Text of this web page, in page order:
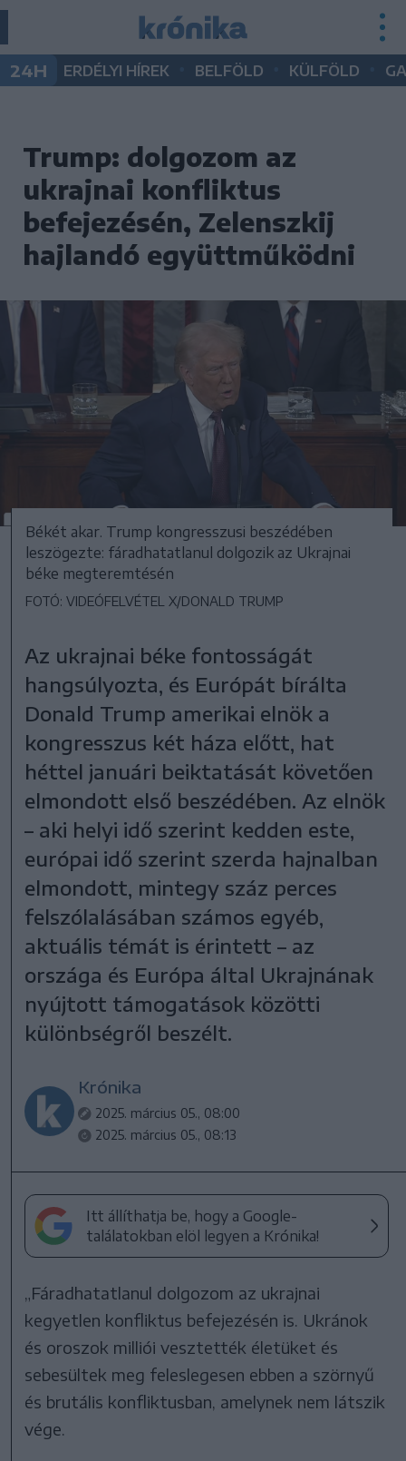
24H ERDÉLYI HÍREK BELFÖLD KÜLFÖLD
Trump: dolgozom az
ukrajnai konfliktus
befejezésén, Zelenszkij
hajlandó együttműködni
Békét akar. Trump kongresszusi beszédében
leszögezte: fáradhatatlanul dolgozik az Ukrajnai
béke megteremtésén
FOTÓ: VIDEÓFELVÉTEL X/DONALD TRUMP
Az ukrajnai béke fontosságát
hangsúlyozta, és Európát bírálta
Donald Trump amerikai elnök a
kongresszus két háza előtt, hat
héttel januári beiktatását követően
elmondott első beszédében. Az elnök
– aki helyi idő szerint kedden este,
európai idő szerint szerda hajnalban
elmondott, mintegy száz perces
felszólalásában számos egyéb,
aktuális témát is érintett – az
országa és Európa által Ukrajnának
nyújtott támogatások közötti
különbségről beszélt.
Krónika
2025. március 05., 08:00
2025. március 05., 08:13
Itt állíthatja be, hogy a Google-
találatokban elöl legyen a Krónika!
„Fáradhatatlanul dolgozom az ukrajnai
kegyetlen konfliktus befejezésén is. Ukránok
és oroszok milliói vesztették életüket és
sebesültek meg feleslegesen ebben a szörnyű
és brutális konfliktusban, amelynek nem látszik
vége.